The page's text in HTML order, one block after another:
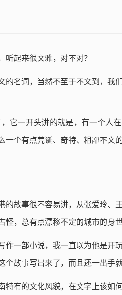
起来很文雅，对不对？
的名词，当然不至于不文到，我
它一开头讲的就是，有一个人
一个有点荒诞、奇特、粗鄙不文
故事很不容易讲，从张爱玲、
，总有点漂移不定的城市的身世
一部小说，我一直以为他是开
故事写出来了，而且还一出手就
有的文化风貌，在文字上该如